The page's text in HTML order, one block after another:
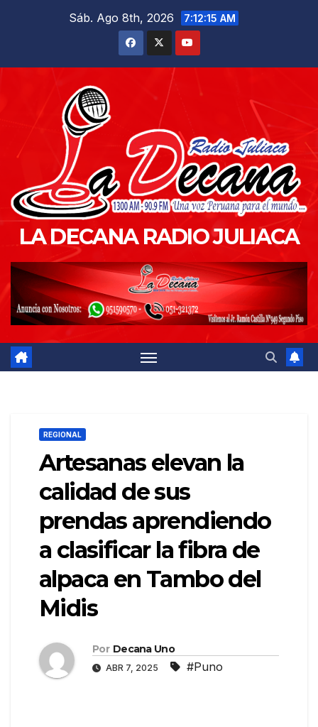
Sáb. Ago 8th, 2026 7:12:16 AM
LA DECANA RADIO JULIACA
REGIONAL
Artesanas elevan la
calidad de sus
prendas aprendiendo
a clasificar la fibra de
alpaca en Tambo del
Midis
Por Decana Uno
ABR 7, 2025 #Puno